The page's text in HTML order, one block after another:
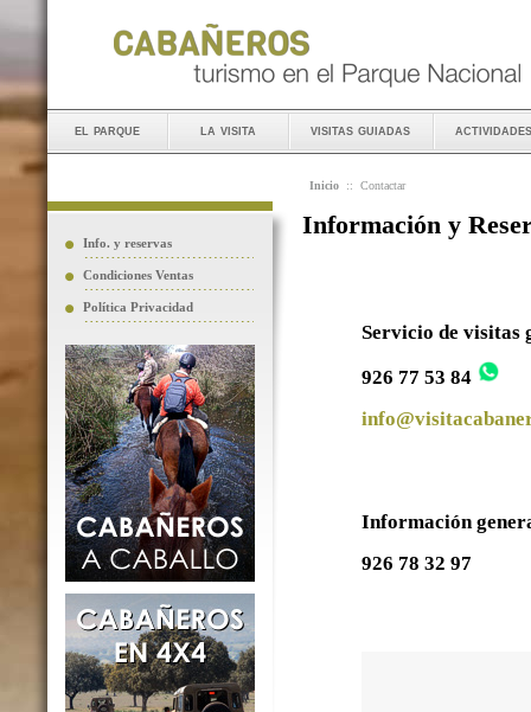
el parque la visita visitas guiadas actividades
Info. y reservas
Condiciones Ventas
Política Privacidad
Inicio :: Contactar
Información y
Servicio de visitas
926 77 53 84
Información
926 78 32 97